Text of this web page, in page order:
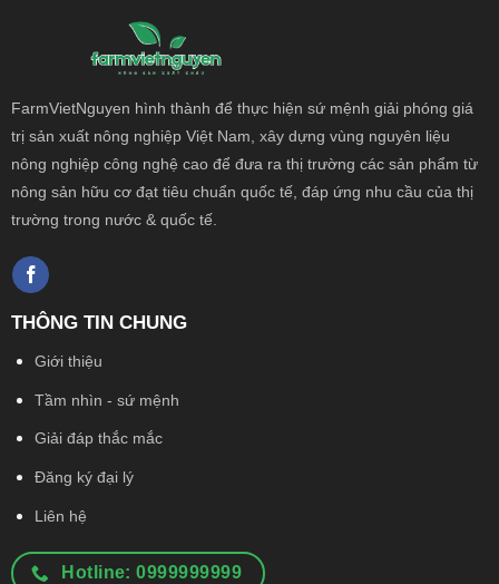
FarmVietNguyen hình thành để thực hiện sứ mệnh giải phóng giá
trị sản xuất nông nghiệp Việt Nam, xây dựng vùng nguyên liệu
nông nghiệp công nghệ cao để đưa ra thị trường các sản phẩm từ
nông sản hữu cơ đạt tiêu chuẩn quốc tế, đáp ứng nhu cầu của thị
trường trong nước & quốc tế.
THÔNG TIN CHUNG
Giới thiệu
Tầm nhìn - sứ mệnh
Giải đáp thắc mắc
Đăng ký đại lý
Liên hệ
Hotline: 0999999999